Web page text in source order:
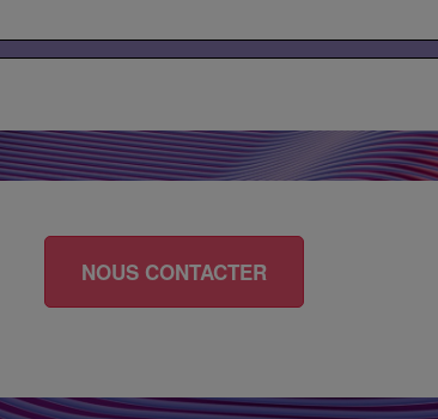
NOUS CONTACTER